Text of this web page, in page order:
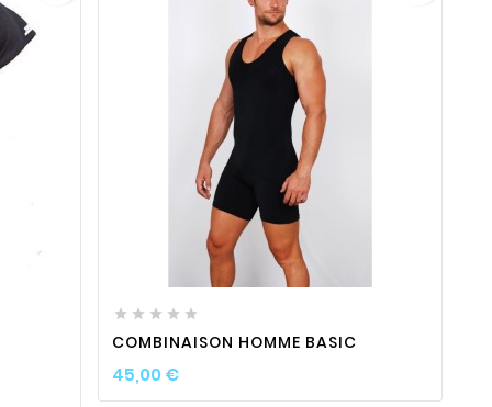

    
COMBINAISON HOMME BASIC
45,00 €Prix